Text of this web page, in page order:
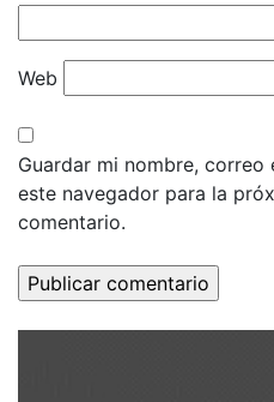
Web
Guardar mi nombre,
este navegador para la
comentario.